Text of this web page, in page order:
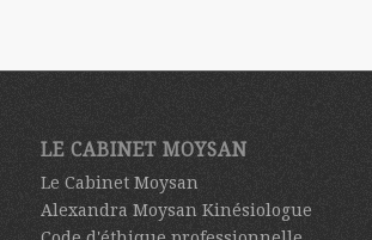
LE CABINET MOYSAN
Le Cabinet Moysan
Alexandra Moysan Kinésiologue